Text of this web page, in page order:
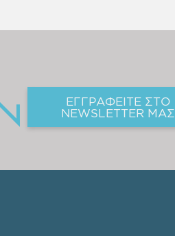
ΕΓΓΡΑΦΕΙΤΕ ΣΤΟ
NEWSLETTER ΜΑΣ